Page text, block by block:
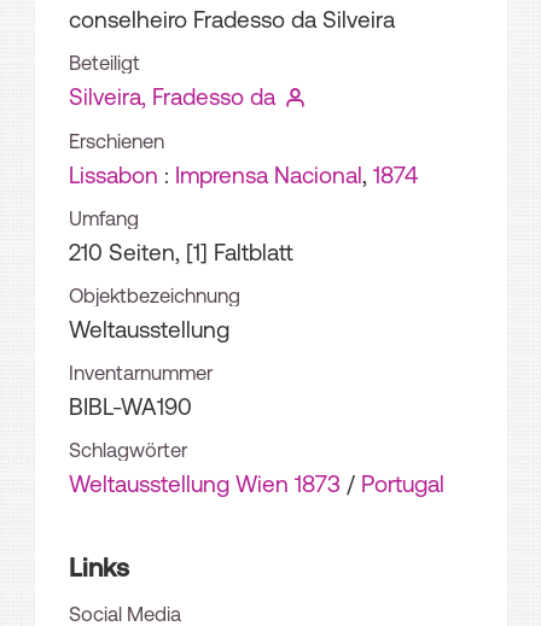
conselheiro Fradesso da Silveira
Beteiligt
Silveira, Fradesso da
Erschienen
Lissabon : Imprensa Nacional, 1874
Umfang
210 Seiten, [1] Faltblatt
Objektbezeichnung
Weltausstellung
Inventarnummer
BIBL-WA190
Schlagwörter
Weltausstellung Wien 1873 / Portugal
Links
Social Media